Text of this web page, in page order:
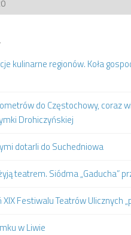
kulinarne regionów. Koła
do Częstochowy, coraz
Drohiczyńskiej
dotarli do Suchedniowa
teatrem. Siódma „Gaducha”
Festiwalu Teatrów Ulicznych
w Liwie